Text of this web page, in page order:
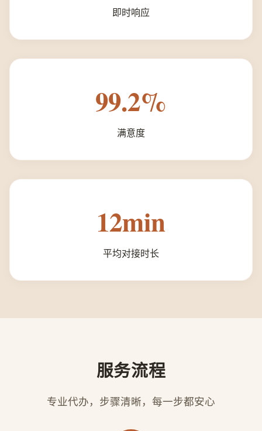
即时响应
99.2%
满意度
12min
平均对接时长
服务流程
专业代办，步骤清晰，每一步都安心